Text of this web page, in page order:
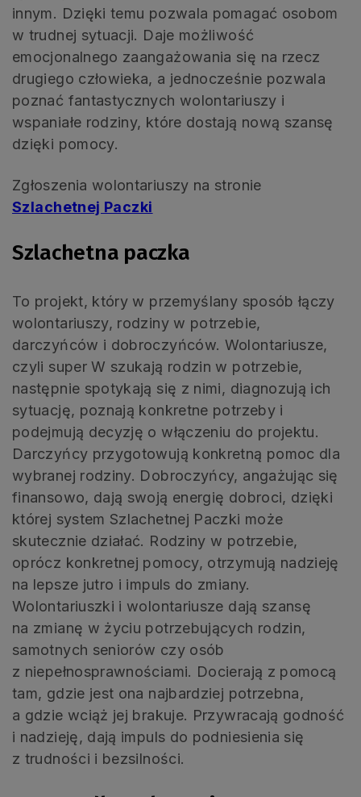
innym. Dzięki temu pozwala pomagać osobom
w trudnej sytuacji. Daje możliwość
emocjonalnego zaangażowania się na rzecz
drugiego człowieka, a jednocześnie pozwala
poznać fantastycznych wolontariuszy i
wspaniałe rodziny, które dostają nową szansę
dzięki pomocy.
Zgłoszenia wolontariuszy na stronie
Szlachetnej Paczki
Szlachetna paczka
To projekt, który w przemyślany sposób łączy
wolontariuszy, rodziny w potrzebie,
darczyńców i dobroczyńców. Wolontariusze,
czyli super W szukają rodzin w potrzebie,
następnie spotykają się z nimi, diagnozują ich
sytuację, poznają konkretne potrzeby i
podejmują decyzję o włączeniu do projektu.
Darczyńcy przygotowują konkretną pomoc dla
wybranej rodziny. Dobroczyńcy, angażując się
finansowo, dają swoją energię dobroci, dzięki
której system Szlachetnej Paczki może
skutecznie działać. Rodziny w potrzebie,
oprócz konkretnej pomocy, otrzymują nadzieję
na lepsze jutro i impuls do zmiany.
Wolontariuszki i wolontariusze dają szansę
na zmianę w życiu potrzebujących rodzin,
samotnych seniorów czy osób
z niepełnosprawnościami. Docierają z pomocą
tam, gdzie jest ona najbardziej potrzebna,
a gdzie wciąż jej brakuje. Przywracają godność
i nadzieję, dają impuls do podniesienia się
z trudności i bezsilności.